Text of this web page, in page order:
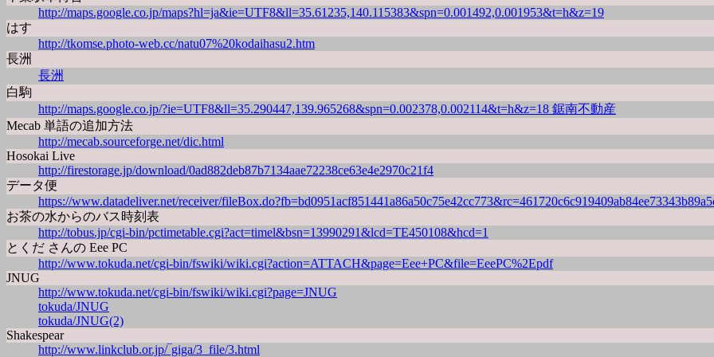
http://maps.google.co.jp/maps?hl=ja&ie=UTF8&ll=35.61235,140.115383&spn=0.001492,0.001953&t=h&z=19
はす
http://tkomse.photo-web.cc/natu07%20kodaihasu2.htm
長洲
長洲
白駒
http://maps.google.co.jp/?ie=UTF8&ll=35.290447,139.965268&spn=0.002378,0.002114&t=h&z=18 鋸南不動産
Mecab 単語の追加方法
http://mecab.sourceforge.net/dic.html
Hosokai Live
http://firestorage.jp/download/0ad882deb87b7134aae72238ce63e4e2970c21f4
データ便
https://www.datadeliver.net/receiver/
お茶の水からのバス時刻表
http://tobus.jp/cgi-bin/pctimetable.cgi?act=timel&bsn=13990291&lcd=TE450108&hcd=1
とくだ さんの Eee PC
http://www.tokuda.net/cgi-bin/fswiki/wiki.cgi?action=ATTACH&page=Eee+PC&file=EeePC%2Epdf
JNUG
http://www.tokuda.net/cgi-bin/fswiki/wiki.cgi?page=JNUG
tokuda/JNUG
tokuda/JNUG(2)
Shakespear
http://www.linkclub.or.jp/‾giga/3_file/3.html